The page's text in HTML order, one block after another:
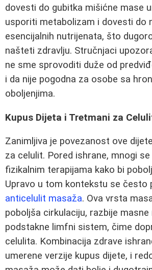
dovesti do gubitka mišićne mase
usporiti metabolizam i dovesti do
esencijalnih nutrijenata, što
našteti zdravlju. Stručnjaci
ne sme sprovoditi duže od
i da nije pogodna za osobe sa
oboljenjima.
Kupus Dijeta i Tretmani za
Zanimljiva je povezanost ove
za celulit. Pored ishrane, mnogi
fizikalnim terapijama kako bi
Upravo u tom kontekstu se često
anticelulit masaža. Ova vrsta
poboljša cirkulaciju, razbije masne
podstakne limfni sistem, čime
celulita. Kombinacija zdrave
umerene verzije kupus dijete, i